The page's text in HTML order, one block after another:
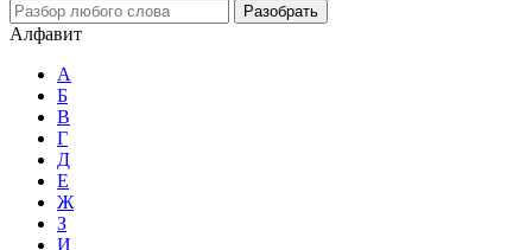
Разобрать
Алфавит
А
Б
В
Г
Д
Е
Ж
З
И